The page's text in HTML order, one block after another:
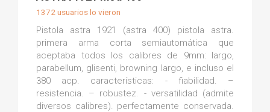
1372 usuarios lo vieron
Pistola astra 1921 (astra 400) pistola astra.
primera arma corta semiautomática que
aceptaba todos los calibres de 9mm: largo,
parabellum, glisenti, browning largo, e incluso el
380 acp. características: - fiabilidad. –
resistencia. – robustez. - versatilidad (admite
diversos calibres). perfectamente conservada.